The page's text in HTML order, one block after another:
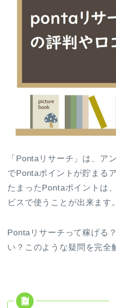
「Pontaリサーチ」は、ア
でPontaポイントが貯まる
たまったPontaポイントは
ビスで使うことが出来ます。
Pontaリサーチって稼げる
い？このような疑問を完全